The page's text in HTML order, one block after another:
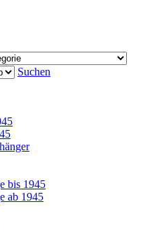
Suchen
bis 1945
ab 1945